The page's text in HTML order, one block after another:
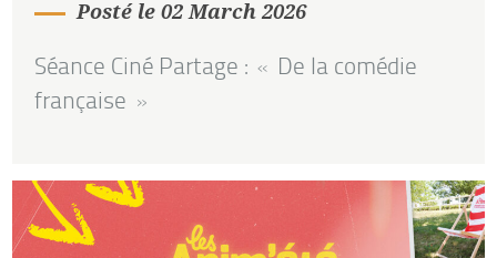
Posté le 02 March 2026
Séance Ciné Partage : « De la comédie
française »